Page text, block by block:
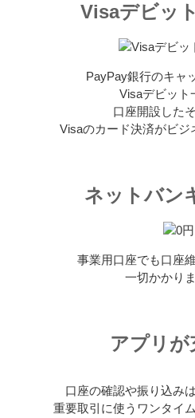
Visaデビッ
PayPay銀行のキャ
Visaデビット
口座開設した
Visaのカード決済がビジ
ネットバン
事業用口座でも口座
一切かかりま
アプリが
口座の確認や振り込み
重要取引に使うワンタイ